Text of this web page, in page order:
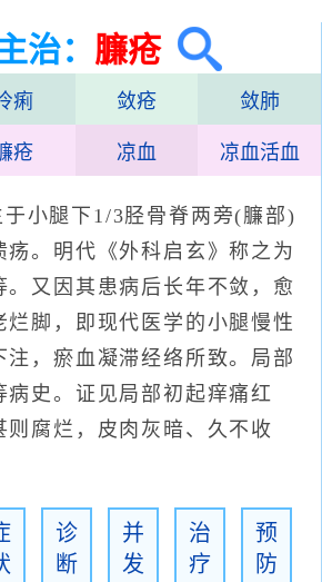
治： 臁疮
痢 敛疮 敛肺
疮 凉血 凉血活血
于小腿下1/3胫骨脊两旁(臁部)
疡。明代《外科启玄》称之为
。又因其患病后长年不敛，愈
烂脚，即现代医学的小腿慢性
注，瘀血凝滞经络所致。局部
病史。证见局部初起痒痛红
则腐烂，皮肉灰暗、久不收
诊
断
并
发
治
疗
预
防